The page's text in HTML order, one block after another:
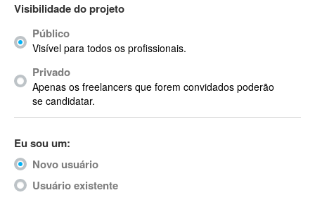
ACID Pro
ACPI
Acrobat
Acrobat X
Acronis
ACT
Actimize
ActionScript
ActionScript 3
Visibilidade do projeto
Público
Visível para todos os profissionais.
Privado
Apenas os freelancers que forem convidados poderão
se candidatar.
Eu sou um:
Novo usuário
Usuário existente